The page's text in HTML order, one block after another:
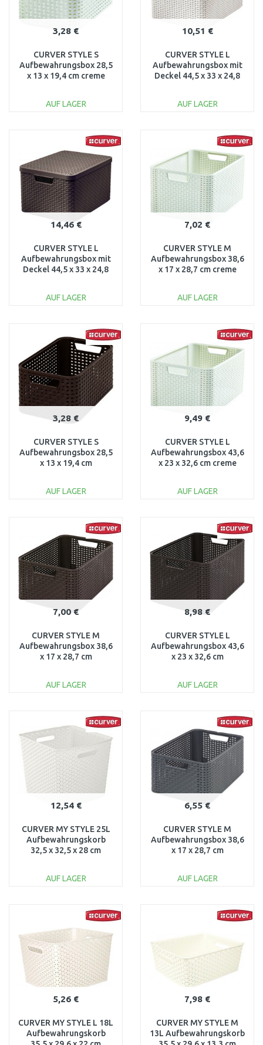
3,28 €
CURVER STYLE S
Aufbewahrungsbox 28,5
x 13 x 19,4 cm creme
AUF LAGER
Vergleichen
10,51 €
CURVER STYLE L
Aufbewahrungsbox mit
Deckel 44,5 x 33 x 24,8
AUF LAGER
Vergleichen
14,46 €
CURVER STYLE L
Aufbewahrungsbox mit
Deckel 44,5 x 33 x 24,8
AUF LAGER
Vergleichen
7,02 €
CURVER STYLE M
Aufbewahrungsbox 38,6
x 17 x 28,7 cm creme
AUF LAGER
Vergleichen
3,28 €
CURVER STYLE S
Aufbewahrungsbox 28,5
x 13 x 19,4 cm
AUF LAGER
Vergleichen
9,49 €
CURVER STYLE L
Aufbewahrungsbox 43,6
x 23 x 32,6 cm creme
AUF LAGER
Vergleichen
7,00 €
CURVER STYLE M
Aufbewahrungsbox 38,6
x 17 x 28,7 cm
AUF LAGER
Vergleichen
8,98 €
CURVER STYLE L
Aufbewahrungsbox 43,6
x 23 x 32,6 cm
AUF LAGER
Vergleichen
12,54 €
CURVER MY STYLE 25L
Aufbewahrungskorb
32,5 x 32,5 x 28 cm
AUF LAGER
6,55 €
CURVER STYLE M
Aufbewahrungsbox 38,6
x 17 x 28,7 cm
AUF LAGER
5,26 €
CURVER MY STYLE L 18L
Aufbewahrungskorb
7,98 €
CURVER MY STYLE M
13L Aufbewahrungskorb